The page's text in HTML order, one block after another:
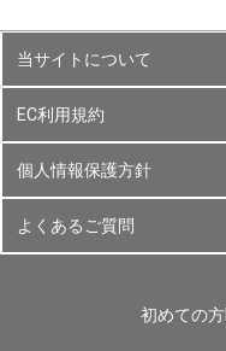
当サイトについて
EC利用規約
個人情報保護方針
よくあるご質問
初めての方